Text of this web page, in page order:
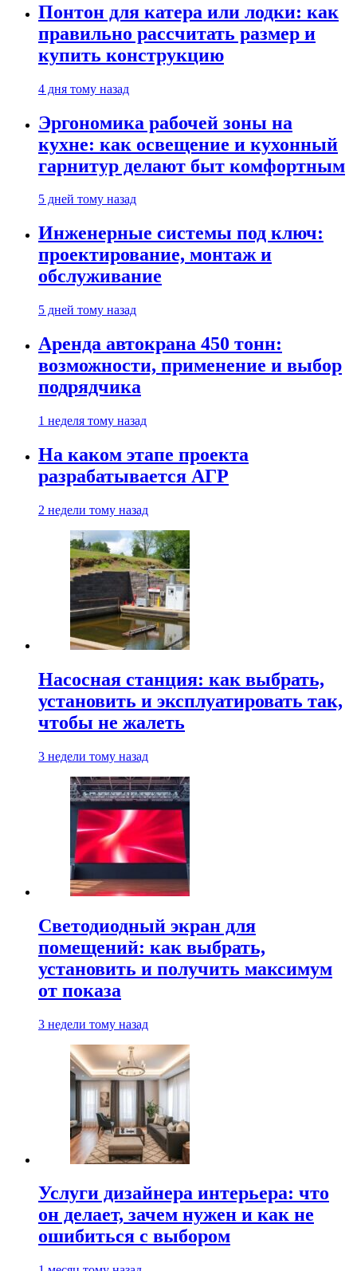
Понтон для катера или лодки: как
правильно рассчитать размер и
купить конструкцию
4 дня тому назад
Эргономика рабочей зоны на
кухне: как освещение и кухонный
гарнитур делают быт комфортным
5 дней тому назад
Инженерные системы под ключ:
проектирование, монтаж и
обслуживание
5 дней тому назад
Аренда автокрана 450 тонн:
возможности, применение и выбор
подрядчика
1 неделя тому назад
На каком этапе проекта
разрабатывается АГР
2 недели тому назад
Насосная станция: как выбрать,
установить и эксплуатировать так,
чтобы не жалеть
3 недели тому назад
Светодиодный экран для
помещений: как выбрать,
установить и получить максимум
от показа
3 недели тому назад
Услуги дизайнера интерьера: что
он делает, зачем нужен и как не
ошибиться с выбором